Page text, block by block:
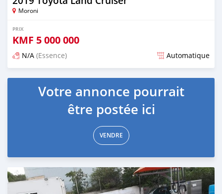
Moroni
PRIX
KMF 5 000 000
N/A (Essence) Automatique
Publié il y a presque 6 ans
Votre annonce pourrait
être postée ici
VENDRE